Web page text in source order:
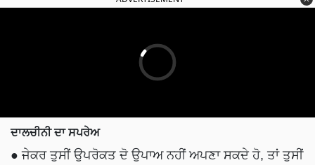
ਦਾਲਚੀਨੀ ਦਾ ਸਪਰੇਅ
● ਜੇਕਰ ਤੁਸੀਂ ਉਪਰੋਕਤ ਦੋ ਉਪਾਅ ਨਹੀਂ ਅਪਣਾ ਸਕਦੇ ਹੋ, ਤਾਂ ਤੁਸੀਂ